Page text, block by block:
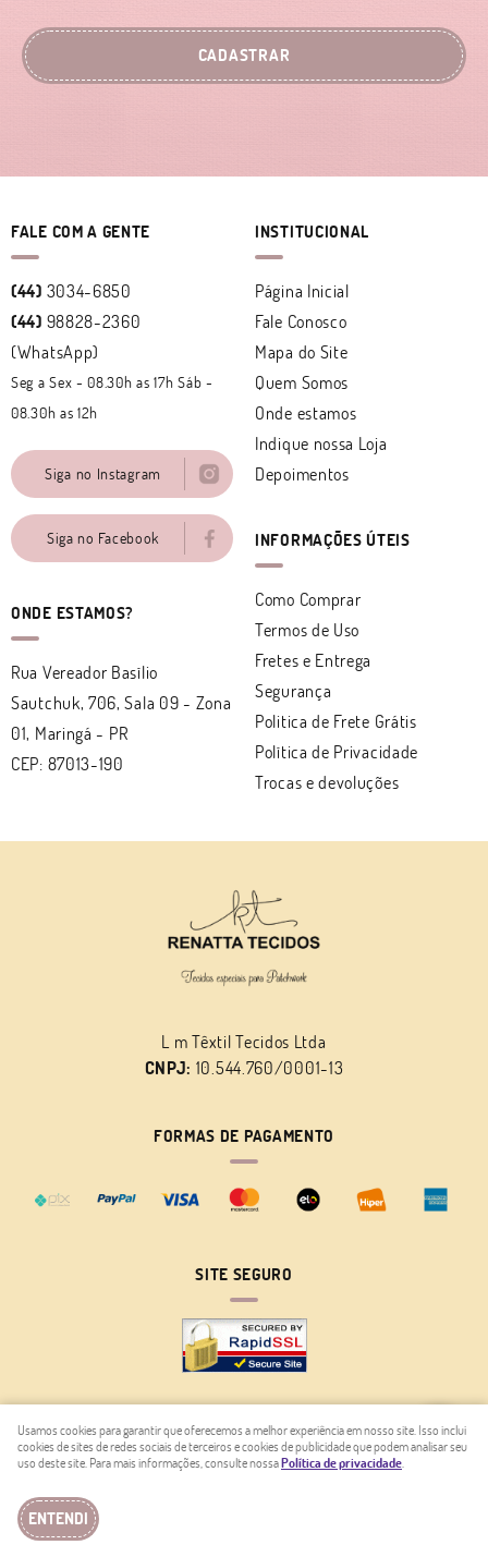
CADASTRAR
FALE COM A GENTE
(44) 3034-6850
(44) 98828-2360
(WhatsApp)
Seg a Sex - 08.30h as 17h Sáb -
08.30h as 12h
Siga no Instagram
Siga no Facebook
ONDE ESTAMOS?
Rua Vereador Basílio
Sautchuk, 706, Sala 09 - Zona
01, Maringá - PR
CEP: 87013-190
INSTITUCIONAL
Página Inicial
Fale Conosco
Mapa do Site
Quem Somos
Onde estamos
Indique nossa Loja
Depoimentos
INFORMAÇÕES ÚTEIS
Como Comprar
Termos de Uso
Fretes e Entrega
Segurança
Politica de Frete Grátis
Política de Privacidade
Trocas e devoluções
L m Têxtil Tecidos Ltda
CNPJ: 10.544.760/0001-13
FORMAS DE PAGAMENTO
SITE SEGURO
LOJA VIRTUAL CRIADA POR
Usamos cookies para garantir que oferecemos a melhor experiência em nosso site. Isso inclui
cookies de sites de redes sociais de terceiros e cookies de publicidade que podem analisar seu
uso deste site. Para mais informações, consulte nossaPolítica de privacidade.
ENTENDI